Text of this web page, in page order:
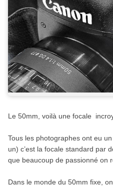
Le 50mm, voilà une focale
Tous les photographes ont eu
un) c’est la focale standard par
que beaucoup de passionné on
Dans le monde du 50mm fixe,